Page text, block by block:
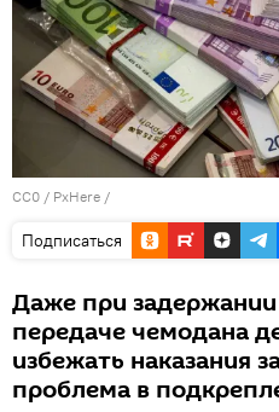
CC0 / PxHere /
Подписаться
Даже при
передаче чемодана
избежать наказания
проблема в